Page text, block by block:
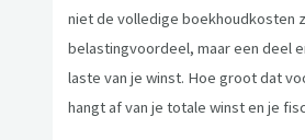
niet de volledige boekhoudkosten
belastingvoordeel, maar een deel
laste van je winst. Hoe groot dat
hangt af van je totale winst en je